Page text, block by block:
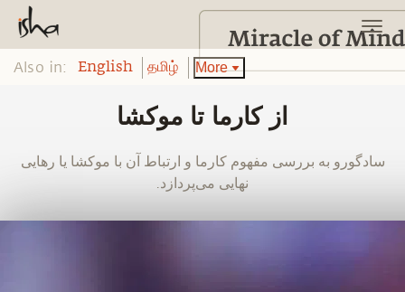
Also in: English தமிழ் More
از کارما تا موکشا
‫‫‫سادگورو به بررسی مفهوم کارما و ارتباط آن با موکشا یا رهایی
نهایی می‌پردازد.